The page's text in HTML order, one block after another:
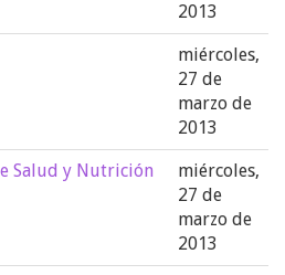
2013
miércoles,
27 de
marzo de
2013
Salud y Nutrición
miércoles,
27 de
marzo de
2013